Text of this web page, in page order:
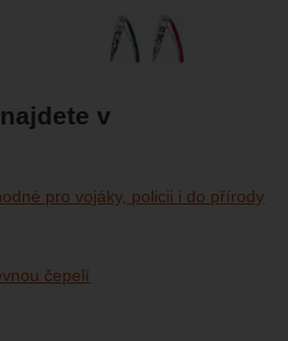
v
pro vojáky, policii i do přírody
čepelí